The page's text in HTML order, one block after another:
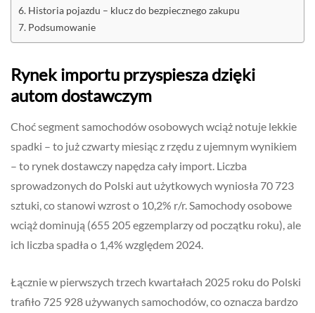
Historia pojazdu – klucz do bezpiecznego zakupu
Podsumowanie
Rynek importu przyspiesza dzięki
autom dostawczym
Choć segment samochodów osobowych wciąż notuje lekkie
spadki – to już czwarty miesiąc z rzędu z ujemnym wynikiem
– to rynek dostawczy napędza cały import. Liczba
sprowadzonych do Polski aut użytkowych wyniosła 70 723
sztuki, co stanowi wzrost o 10,2% r/r. Samochody osobowe
wciąż dominują (655 205 egzemplarzy od początku roku), ale
ich liczba spadła o 1,4% względem 2024.
Łącznie w pierwszych trzech kwartałach 2025 roku do Polski
trafiło 725 928 używanych samochodów, co oznacza bardzo